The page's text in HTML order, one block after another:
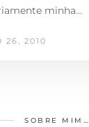
minha…
26, 2010
SOBRE MIM…